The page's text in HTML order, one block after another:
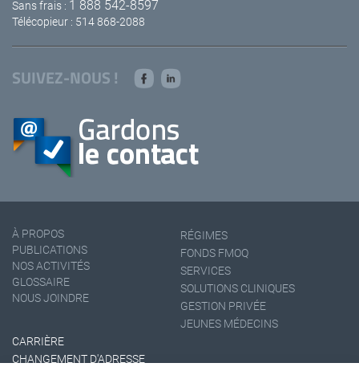
Sans frais : 1 888 542-8597
Télécopieur : 514 868-2088
SUIVEZ-NOUS !
À PROPOS
PUBLICATIONS
NOS ACTIVITÉS
GLOSSAIRE
NOUS JOINDRE
RÉGIMES
FONDS FMOQ
SERVICES
SOLUTIONS CLINIQUES
GESTION PRIVÉE
JEUNES MÉDECINS
CARRIÈRE
CHANGEMENT D'ADRESSE